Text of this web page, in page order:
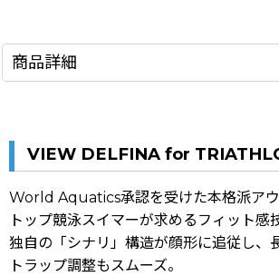
商品詳細
VIEW DELFINA for
World Aquatics承認を受けた本格派ア
トップ競泳スイマーが求めるフィット
独自の「シナリ」構造が顔形に追従し、
トラップ調整もスムーズ。